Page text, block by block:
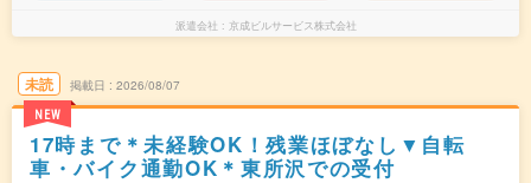
派遣会社 京成ビルサービス株式会社
未読
NEW
掲載日 2026/08/07
17時まで＊未経験OK！残業ほぼなし▼自転
車・バイク通勤OK＊東所沢での受付